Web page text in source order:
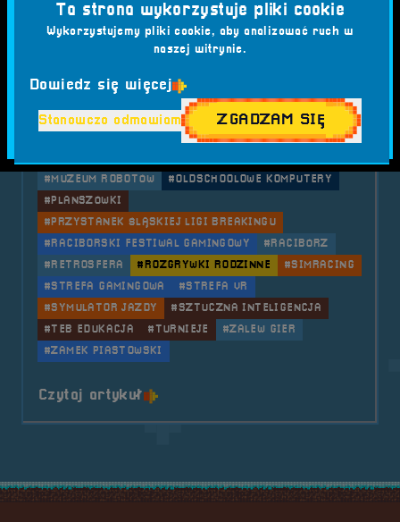
V 2024!
Mobilna RetroSfera
#CYBERBEZPIECZEŃSTWO
#DRENGOWIE Z NAD GÓRNEJ ODRY
#FLIPPERY
#GIGANCI PROGRAMOWANIA
#KONCERT
#KONSOLE
#MUZEUM ROBOTÓW
#OLDSCHOOLOWE KOMPUTERY
#PLANSZÓWKI
#PRZYSTANEK ŚLĄSKIEJ LIGI BREAKINGU
#RACIBORSKI FESTIWAL GAMINGOWY
#RACIBÓRZ
#RETROSFERA
#ROZGRYWKI RODZINNE
#SIMRACING
#STREFA GAMINGOWA
#STREFA VR
#SYMULATOR JAZDY
#SZTUCZNA INTELIGENCJA
#TEB EDUKACJA
#TURNIEJE
#ZALEW GIER
#ZAMEK PIASTOWSKI
Czytaj artykuło tytule 2024.05.24-26 Mobilna
Ta strona wykorzystuje pliki cookie
Wykorzystujemy pliki cookie, aby analizować ruch w
naszej witrynie.
Dowiedz się więcej
Stanowczo odmawiam ZGADZAM SIĘ